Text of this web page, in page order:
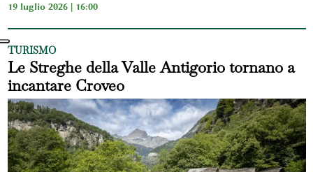
19 luglio 2026 | 16:00
TURISMO
Le Streghe della Valle Antigorio tornano a
incantare Croveo